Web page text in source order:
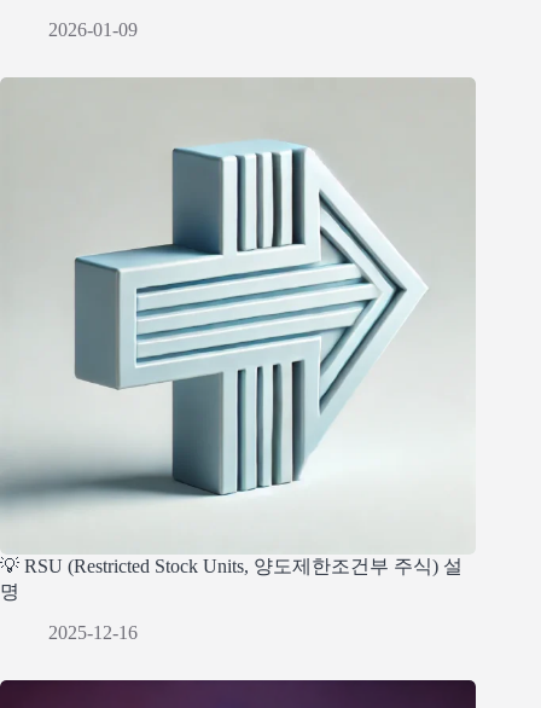
2026-01-09
💡 RSU (Restricted Stock Units, 양도제한조건부 주식) 설
명
2025-12-16